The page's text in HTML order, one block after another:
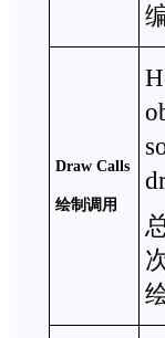
Draw Calls
绘制调用